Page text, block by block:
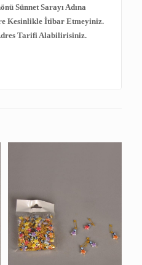
Sünnet Sarayı Adına
Kesinlikle İtibar Etmeyiniz.
Tarifi Alabilirisiniz.